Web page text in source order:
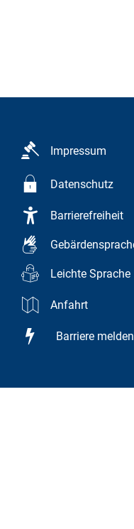
Impressum
Datenschutz
Barrierefreiheit
Leichte Sprache
Anfahrt
Barriere melden